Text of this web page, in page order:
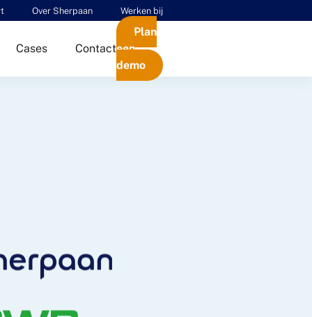
Over Sherpaan Werken bij
Cases Contact
Plan
een
demo